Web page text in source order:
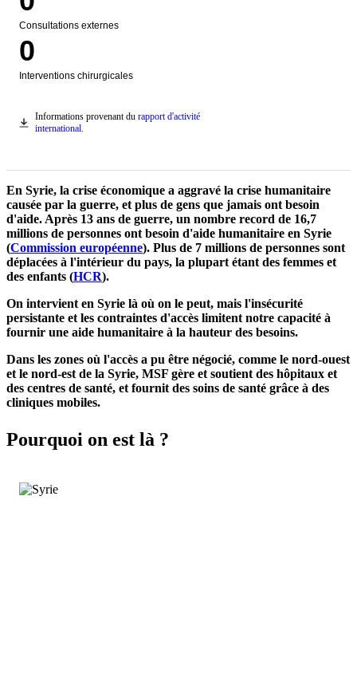
Consultations externes
0
Interventions chirurgicales
Donwload
Informations provenant du rapport d'activité
international.
En Syrie, la crise économique a aggravé la crise humanitaire
causée par la guerre, et plus de gens que jamais ont besoin
d'aide. Après 13 ans de guerre, un nombre record de 16,7
millions de personnes ont besoin d'aide humanitaire en Syrie
(Commission européenne). Plus de 7 millions de personnes sont
déplacées à l'intérieur du pays, la plupart étant des femmes et
des enfants (HCR).
On intervient en Syrie là où on le peut, mais l'insécurité
persistante et les contraintes d'accès limitent notre capacité à
fournir une aide humanitaire à la hauteur des besoins.
Dans les zones où l'accès a pu être négocié, comme le nord-ouest
et le nord-est de la Syrie, MSF gère et soutient des hôpitaux et
des centres de santé, et fournit des soins de santé grâce à des
cliniques mobiles.
Pourquoi on est là ?